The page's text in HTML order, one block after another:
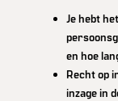
Je hebt
en hoe
Recht op
inzage in